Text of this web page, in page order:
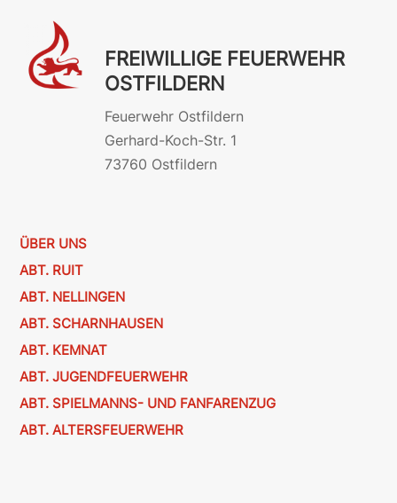
FREIWILLIGE FEUERWEHR
OSTFILDERN
Feuerwehr Ostfildern
Gerhard-Koch-Str. 1
73760 Ostfildern
ÜBER UNS
ABT. RUIT
ABT. NELLINGEN
ABT. SCHARNHAUSEN
ABT. KEMNAT
ABT. JUGENDFEUERWEHR
ABT. SPIELMANNS- UND FANFARENZUG
ABT. ALTERSFEUERWEHR